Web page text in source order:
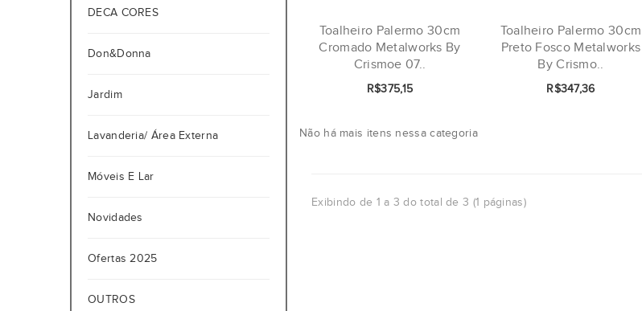
DECA CORES
Don&Donna
Jardim
Lavanderia/ Área Externa
Móveis E Lar
Novidades
Ofertas 2025
OUTROS
Toalheiro Palermo 30cm
Cromado Metalworks By
Crismoe 07..
R$375,15
Toalheiro Palermo 30cm
Preto Fosco Metalworks
By Crismo..
R$347,36
Não há mais itens nessa categoria
Exibindo de 1 a 3 do total de 3 (1 páginas)